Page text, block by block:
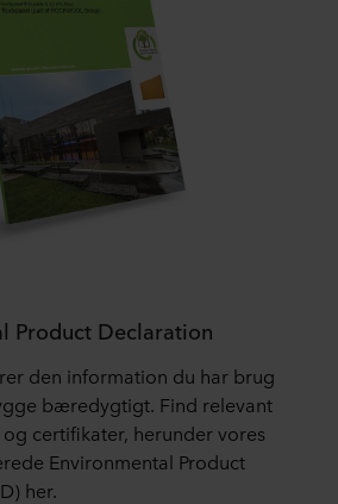
Product Declaration
den information du har brug
bæredygtigt. Find relevant
certifikater, herunder vores
Environmental Product
her.